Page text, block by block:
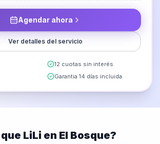
Agendar ahora
Ver detalles del servicio
12 cuotas sin interés
Garantia 14 días incluida
LiLi en El Bosque?